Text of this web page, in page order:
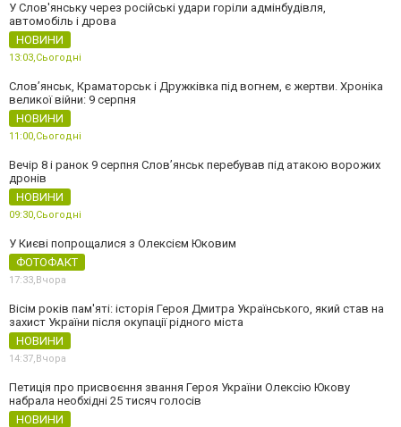
У Слов'янську через російські удари горіли адмінбудівля,
автомобіль і дрова
НОВИНИ
13:03,Сьогодні
Слов’янськ, Краматорськ і Дружківка під вогнем, є жертви. Хроніка
великої війни: 9 серпня
НОВИНИ
11:00,Сьогодні
Вечір 8 і ранок 9 серпня Слов’янськ перебував під атакою ворожих
дронів
НОВИНИ
09:30,Сьогодні
У Києві попрощалися з Олексієм Юковим
ФОТОФАКТ
17:33,Вчора
Вісім років пам'яті: історія Героя Дмитра Українського, який став на
захист України після окупації рідного міста
НОВИНИ
14:37,Вчора
Петиція про присвоєння звання Героя України Олексію Юкову
набрала необхідні 25 тисяч голосів
НОВИНИ